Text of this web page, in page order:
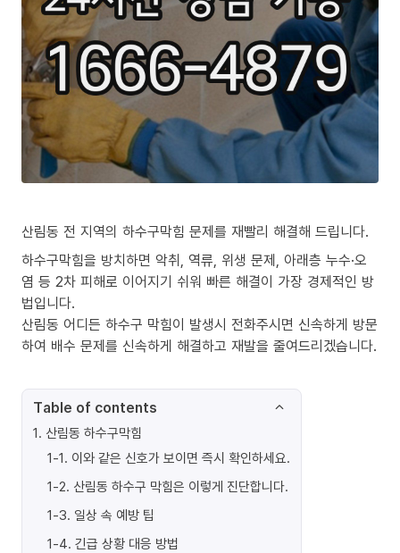
산림동 전 지역의 하수구막힘 문제를 재빨리 해결해 드립니다.
하수구막힘을 방치하면 악취, 역류, 위생 문제, 아래층 누수·오
염 등 2차 피해로 이어지기 쉬워 빠른 해결이 가장 경제적인 방
법입니다.
산림동 어디든 하수구 막힘이 발생시 전화주시면 신속하게 방문
하여 배수 문제를 신속하게 해결하고 재발을 줄여드리겠습니다.
Table of contents
1. 산림동 하수구막힘
1-1. 이와 같은 신호가 보이면 즉시 확인하세요.
1-2. 산림동 하수구 막힘은 이렇게 진단합니다.
1-3. 일상 속 예방 팁
1-4. 긴급 상황 대응 방법